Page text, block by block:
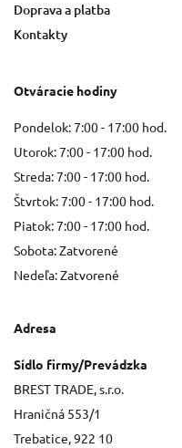
Doprava a platba
Kontakty
Otváracie hodiny
Pondelok: 7:00 - 17:00 hod.
Utorok: 7:00 - 17:00 hod.
Streda: 7:00 - 17:00 hod.
Štvrtok: 7:00 - 17:00 hod.
Piatok: 7:00 - 17:00 hod.
Sobota: Zatvorené
Nedeľa: Zatvorené
Adresa
Sídlo firmy/Prevádzka
BREST TRADE, s.r.o.
Hraničná 553/1
Trebatice, 922 10